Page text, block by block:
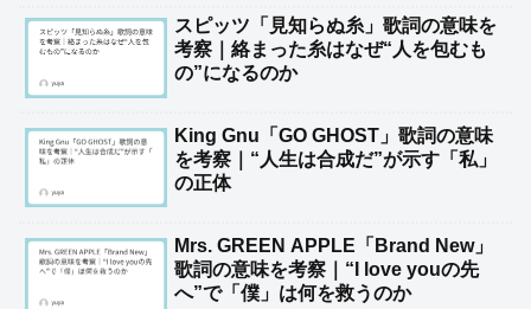
スピッツ「見知らぬ糸」歌詞の意味を
考察｜絡まった糸はなぜ“人を包むも
の”になるのか
King Gnu「GO GHOST」歌詞の意味
を考察｜“人生は合成だ”が示す「私」
の正体
Mrs. GREEN APPLE「Brand New」
歌詞の意味を考察｜“I love youの先
へ”で「僕」は何を救うのか